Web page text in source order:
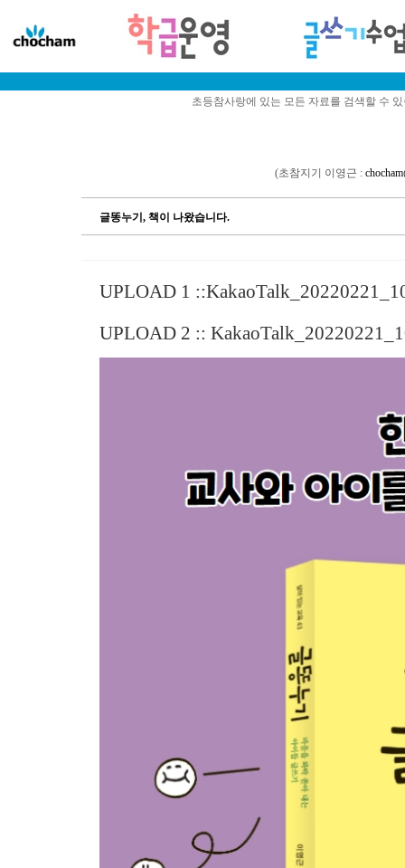
초등참사랑에 있는 모든 자료를 검색할 수
(초참지기 이영근 :
글똥누기, 책이 나왔습니다.
UPLOAD 1 ::
UPLOAD 2 ::